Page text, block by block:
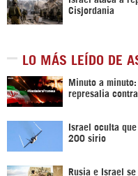
Cisjordania
LO MÁS LEÍDO DE
Minuto a
represalia contra
Israel oculta
200 sirio
Rusia e Israel